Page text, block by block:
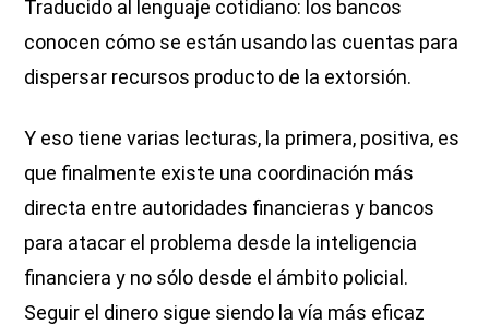
Traducido al lenguaje cotidiano: los bancos
conocen cómo se están usando las cuentas para
dispersar recursos producto de la extorsión.
Y eso tiene varias lecturas, la primera, positiva, es
que finalmente existe una coordinación más
directa entre autoridades financieras y bancos
para atacar el problema desde la inteligencia
financiera y no sólo desde el ámbito policial.
Seguir el dinero sigue siendo la vía más eficaz